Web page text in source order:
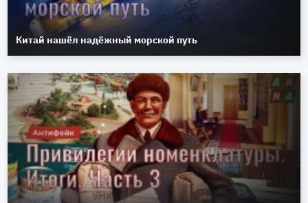
Китай нашёл надёжный морской путь